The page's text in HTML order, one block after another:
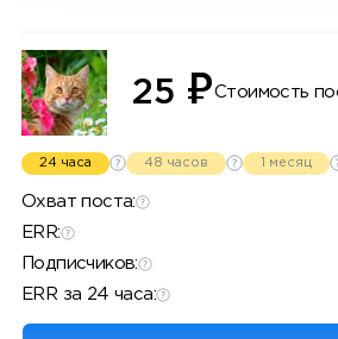
25 ₽Стоимость
24 часа 48 часов 1 месяц
Охват поста:
ERR:
Подписчиков:
ERR за 24 часа: